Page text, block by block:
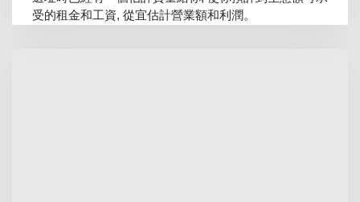
受的租金和工資, 從宜估計營業額和利潤。